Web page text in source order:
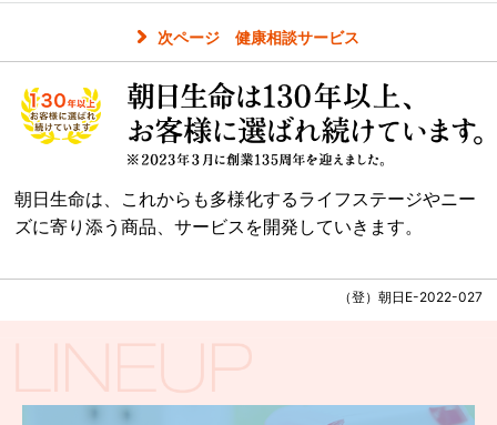
次ページ 健康相談サービス
朝日生命は、これからも多様化するライフステージやニー
ズに寄り添う商品、サービスを開発していきます。
（登）朝日E-2022-027